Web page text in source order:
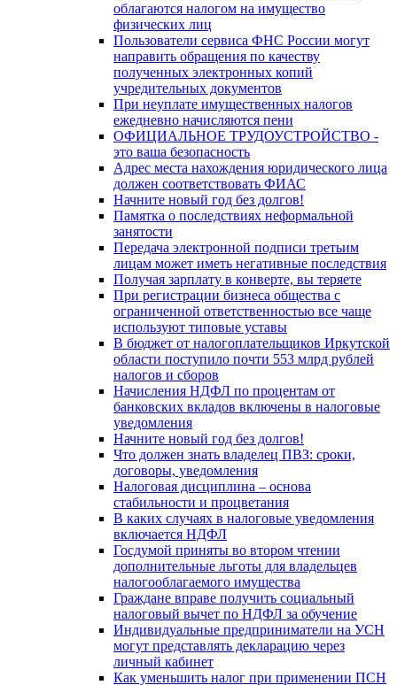
облагаются налогом на имущество
физических лиц
Пользователи сервиса ФНС России могут
направить обращения по качеству
полученных электронных копий
учредительных документов
При неуплате имущественных налогов
ежедневно начисляются пени
ОФИЦИАЛЬНОЕ ТРУДОУСТРОЙСТВО -
это ваша безопасность
Адрес места нахождения юридического лица
должен соответствовать ФИАС
Начните новый год без долгов!
Памятка о последствиях неформальной
занятости
Передача электронной подписи третьим
лицам может иметь негативные последствия
Получая зарплату в конверте, вы теряете
При регистрации бизнеса общества с
ограниченной ответственностью все чаще
используют типовые уставы
В бюджет от налогоплательщиков Иркутской
области поступило почти 553 млрд рублей
налогов и сборов
Начисления НДФЛ по процентам от
банковских вкладов включены в налоговые
уведомления
Начните новый год без долгов!
Что должен знать владелец ПВЗ: сроки,
договоры, уведомления
Налоговая дисциплина – основа
стабильности и процветания
В каких случаях в налоговые уведомления
включается НДФЛ
Госдумой приняты во втором чтении
дополнительные льготы для владельцев
налогооблагаемого имущества
Граждане вправе получить социальный
налоговый вычет по НДФЛ за обучение
Индивидуальные предприниматели на УСН
могут представлять декларацию через
личный кабинет
Как уменьшить налог при применении ПСН